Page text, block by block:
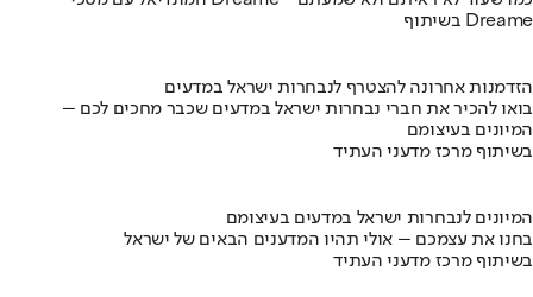
בשיתוף Dreame
הזדמנות אחרונה להצטרף לנבחרות ישראל במדעים
בואו להכיר את חברי נבחרות ישראל במדעים שכבר מחכים לכם –
המיונים בעיצומם
בשיתוף מרכז מדעני העתיד
המיונים לנבחרות ישראל במדעים בעיצומם
בחנו את עצמכם – אולי תהיו המדענים הבאים של ישראל
בשיתוף מרכז מדעני העתיד